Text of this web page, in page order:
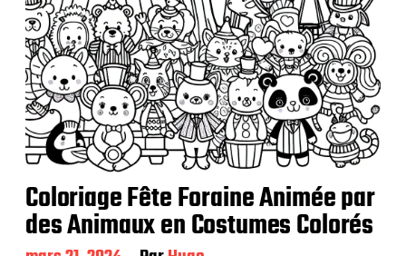
Coloriage Fête Foraine Animée par
des Animaux en Costumes Colorés